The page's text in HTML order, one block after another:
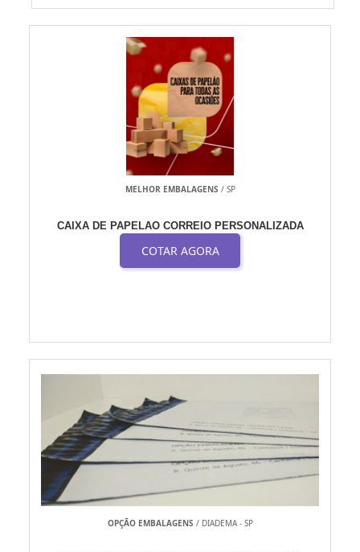
MELHOR EMBALAGENS / SP
CAIXA DE PAPELAO CORREIO PERSONALIZADA
COTAR AGORA
OPÇÃO EMBALAGENS / DIADEMA - SP